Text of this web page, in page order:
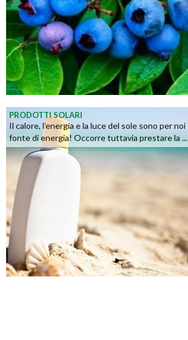
PRODOTTI SOLARI
Il calore, l’energia e la luce del sole sono per noi
fonte di energia! Occorre tuttavia prestare la ...